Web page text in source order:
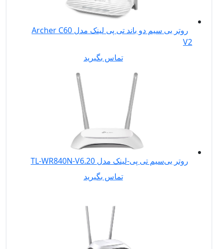
روتر بی سیم دو باند تی پی لینک مدل Archer C60
V2
تماس بگیرید
روتر بی‌سیم تی پی-لینک مدل TL-WR840N-V6.20
تماس بگیرید